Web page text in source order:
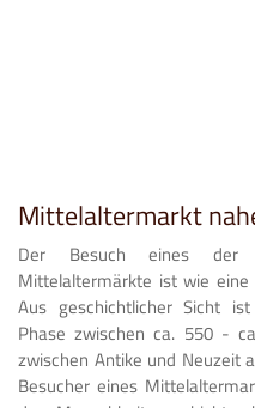
Mittelaltermarkt
Der Besuch eines der
Mittelaltermärkte ist wie eine
Aus geschichtlicher Sicht
Phase zwischen ca. 550 -
zwischen Antike und Neuzeit
Besucher eines